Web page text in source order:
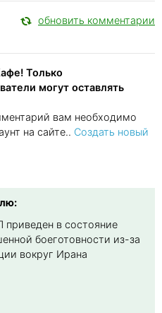
обновить комментарии
Только
могут оставлять
вам необходимо
на сайте.. Создать новый
приведен в состояние
боеготовности из-за
вокруг Ирана